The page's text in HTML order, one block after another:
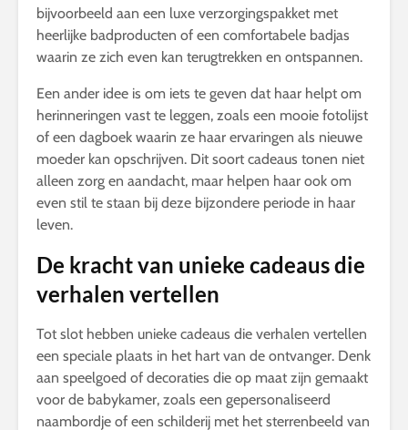
bijvoorbeeld aan een luxe verzorgingspakket met
heerlijke badproducten of een comfortabele badjas
waarin ze zich even kan terugtrekken en ontspannen.
Een ander idee is om iets te geven dat haar helpt om
herinneringen vast te leggen, zoals een mooie fotolijst
of een dagboek waarin ze haar ervaringen als nieuwe
moeder kan opschrijven. Dit soort cadeaus tonen niet
alleen zorg en aandacht, maar helpen haar ook om
even stil te staan bij deze bijzondere periode in haar
leven.
De kracht van unieke cadeaus die
verhalen vertellen
Tot slot hebben unieke cadeaus die verhalen vertellen
een speciale plaats in het hart van de ontvanger. Denk
aan speelgoed of decoraties die op maat zijn gemaakt
voor de babykamer, zoals een gepersonaliseerd
naambordje of een schilderij met het sterrenbeeld van